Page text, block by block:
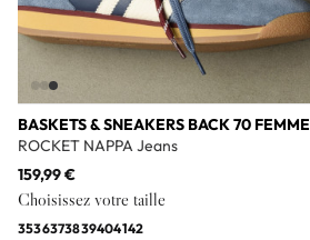
BASKETS & SNEAKERS BACK 70 FEMME
ROCKET NAPPA Jeans
159,99 €
Choisissez votre taille
3536373839404142